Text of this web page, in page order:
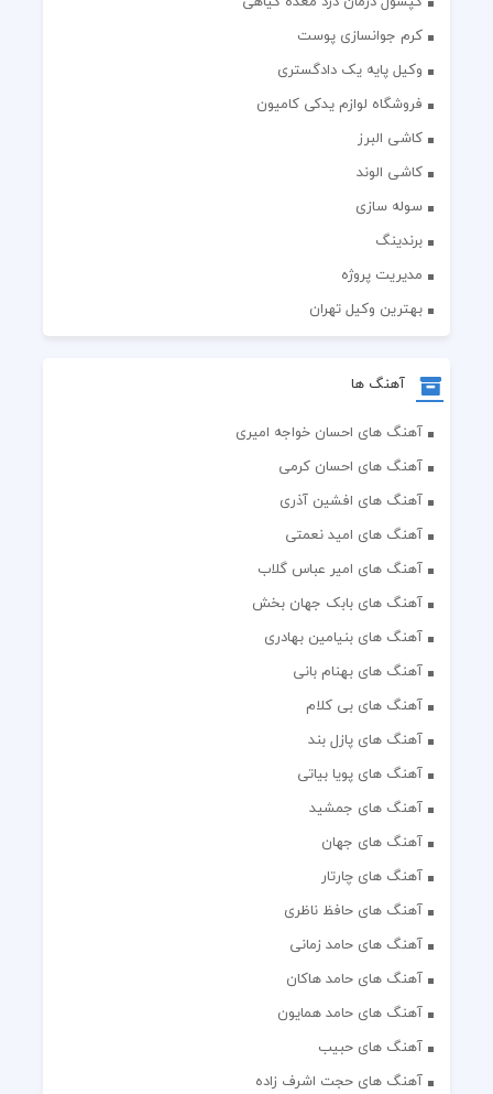
کرم جوانسازی پوست
وکیل پایه یک دادگستری
فروشگاه لوازم یدکی کامیون
کاشی البرز
کاشی الوند
سوله سازی
برندینگ
مدیریت پروژه
بهترین وکیل تهران
آهنگ ها
آهنگ های احسان خواجه امیری
آهنگ های احسان کرمی
آهنگ های افشین آذری
آهنگ های امید نعمتی
آهنگ های امیر عباس گلاب
آهنگ های بابک جهان بخش
آهنگ های بنیامین بهادری
آهنگ های بهنام بانی
آهنگ های بی کلام
آهنگ های پازل بند
آهنگ های پویا بیاتی
آهنگ های جمشید
آهنگ های جهان
آهنگ های چارتار
آهنگ های حافظ ناظری
آهنگ های حامد زمانی
آهنگ های حامد هاکان
آهنگ های حامد همایون
آهنگ های حبیب
آهنگ های حجت اشرف زاده